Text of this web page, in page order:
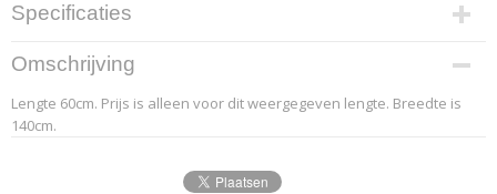
Specificaties
Productcode leverancier
4.1
Afmetingen (l,b,h)
60 x 140 x 0 cm
Omschrijving
Lengte 60cm. Prijs is alleen voor dit weergegeven lengte. Breedte is
140cm.